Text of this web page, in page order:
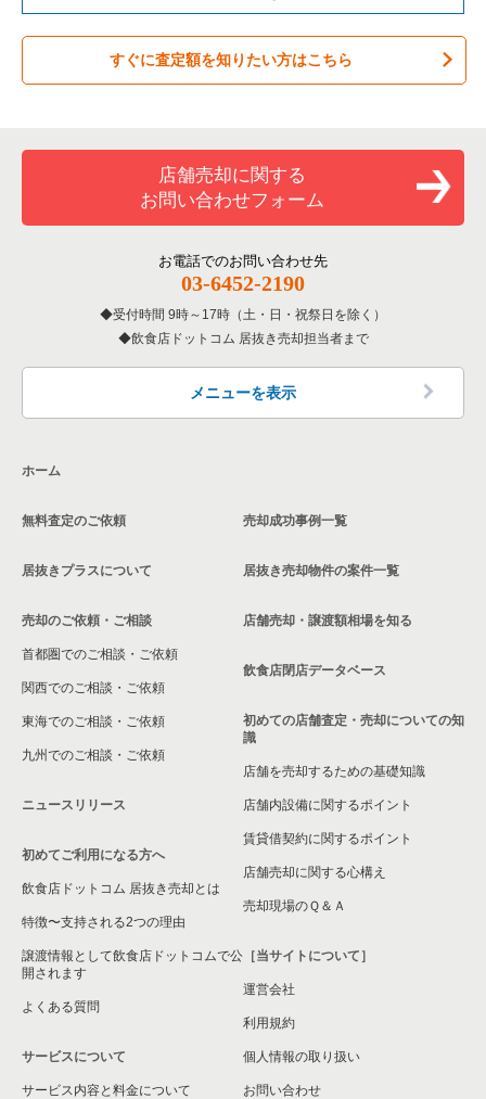
バーの居抜き売却物件の案件一覧
居酒屋・ダイニングバーの居抜き売却物件の案件一覧
洋食の居抜き売却物件の案件一覧
その他の居抜き売却物件の案件一覧
東大阪市の飲食店の居抜き売却物件の案件一覧
吹田市の飲食店の居抜き売却物件の案件一覧
大阪市東住吉区の飲食店の居抜き売却物件の案件一覧
門真市の飲食店の居抜き売却物件の案件一覧
大阪市天王寺区の飲食店の居抜き売却物件の案件一覧
高石市の飲食店の居抜き売却物件の案件一覧
大阪市鶴見区の飲食店の居抜き売却物件の案件一覧
大阪市浪速区の飲食店の居抜き売却物件の案件一覧
八尾市の飲食店の居抜き売却物件の案件一覧
大東市の飲食店の居抜き売却物件の案件一覧
箕面市の飲食店の居抜き売却物件の案件一覧
大阪市淀川区の飲食店の居抜き売却物件の案件一覧
大阪市東成区の飲食店の居抜き売却物件の案件一覧
大阪市城東区の飲食店の居抜き売却物件の案件一覧
大阪市旭区の飲食店の居抜き売却物件の案件一覧
和泉市の飲食店の居抜き売却物件の案件一覧
池田市の飲食店の居抜き売却物件の案件一覧
大阪市大正区の飲食店の居抜き売却物件の案件一覧
大阪府のテイクアウトの居抜き売却物件の案件一覧
大阪府のお弁当・惣菜・デリの居抜き売却物件の案件一覧
大阪府のバーの居抜き売却物件の案件一覧
大阪府の居酒屋・ダイニングバーの居抜き売却物件の案件一覧
大阪府の和食の居抜き売却物件の案件一覧
大阪府の洋食の居抜き売却物件の案件一覧
大阪府のその他の居抜き売却物件の案件一覧
すぐに査定額を知りたい方はこちら
店舗売却に関する
お問い合わせフォーム
お電話でのお問い合わせ先
03-6452-2190
受付時間 9時～17時（土・日・祝祭日を除く）
飲食店ドットコム 居抜き売却担当者まで
メニューを表示
ホーム
無料査定のご依頼
居抜きプラスについて
売却のご依頼・ご相談
首都圏でのご相談・ご依頼
関西でのご相談・ご依頼
東海でのご相談・ご依頼
九州でのご相談・ご依頼
ニュースリリース
初めてご利用になる方へ
飲食店ドットコム 居抜き売却とは
特徴〜支持される2つの理由
譲渡情報として飲食店ドットコムで公
開されます
よくある質問
サービスについて
サービス内容と料金について
売却成功事例一覧
居抜き売却物件の案件一覧
店舗売却・譲渡額相場を知る
飲食店閉店データベース
初めての店舗査定・売却についての知
識
店舗を売却するための基礎知識
店舗内設備に関するポイント
賃貸借契約に関するポイント
店舗売却に関する心構え
売却現場のＱ＆Ａ
［当サイトについて］
運営会社
利用規約
個人情報の取り扱い
お問い合わせ